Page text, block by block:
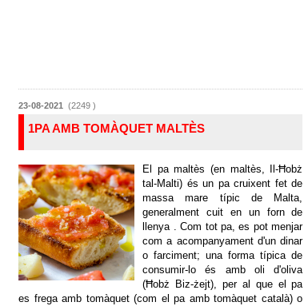
23-08-2021 (2249 )
1PA AMB TOMÀQUET MALTÈS
El pa maltès (en maltès, Il-Ħobż
tal-Malti) és un pa cruixent fet de
massa mare típic de Malta,
generalment cuit en un forn de
llenya . Com tot pa, es pot menjar
com a acompanyament d'un dinar
o farciment; una forma típica de
consumir-lo és amb oli d'oliva
(Ħobż Biz-żejt), per al que el pa
es frega amb tomàquet (com el pa amb tomàquet català) o